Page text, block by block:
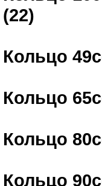
(22)
Кольцо
Кольцо
Кольцо
Кольцо